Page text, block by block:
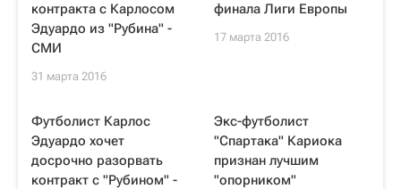
контракта с Карлосом
Эдуардо из "Рубина" -
СМИ
31 марта 2016
финала Лиги Европы
17 марта 2016
Футболист Карлос
Эдуардо хочет
досрочно разорвать
контракт с "Рубином" -
Экс-футболист
"Спартака" Кариока
признан лучшим
"опорником"